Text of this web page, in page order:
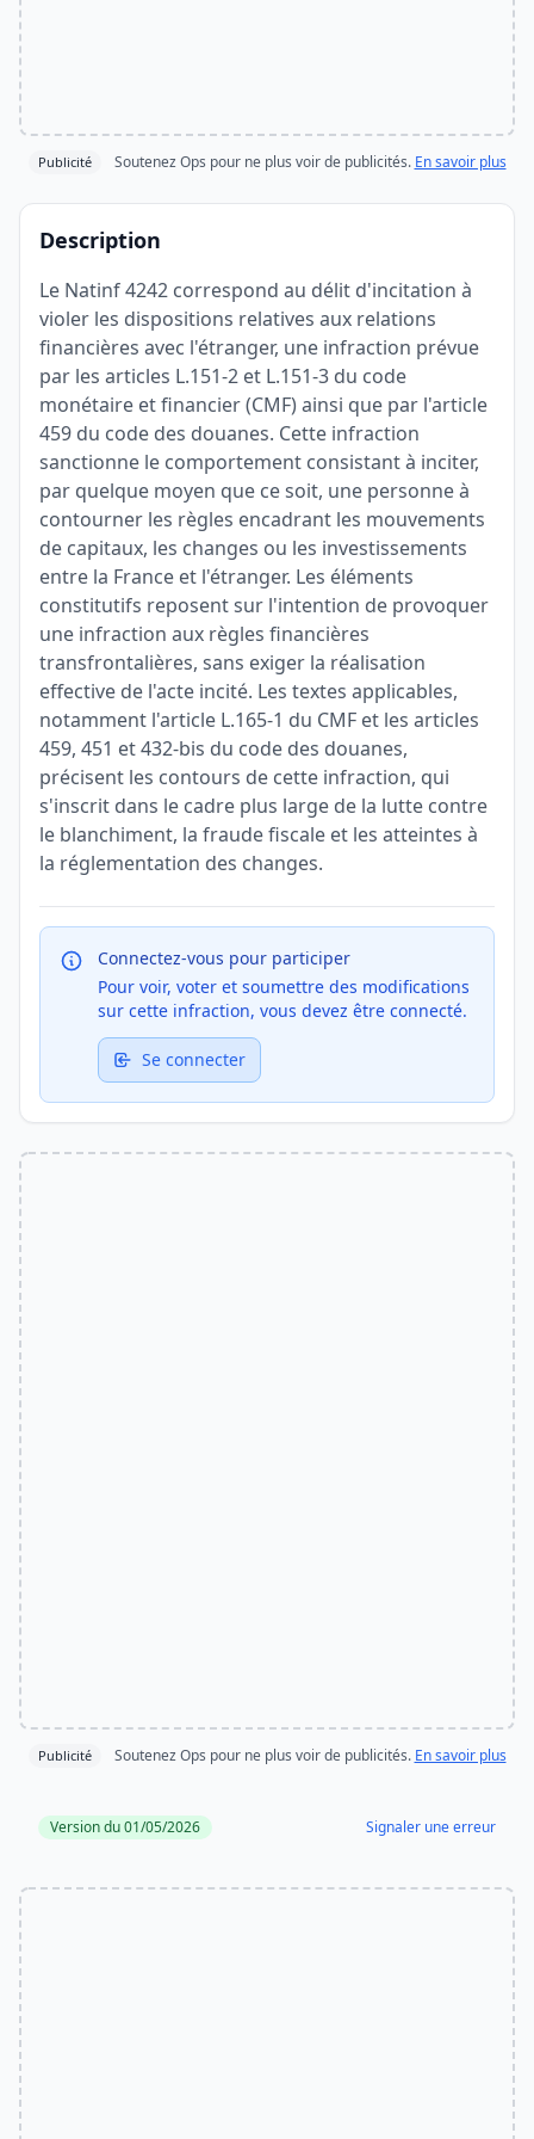
Publicité Soutenez Ops pour ne plus voir de publicités. En savoir plus
Description
Le Natinf 4242 correspond au délit d'incitation à
violer les dispositions relatives aux relations
financières avec l'étranger, une infraction prévue
par les articles L.151-2 et L.151-3 du code
monétaire et financier (CMF) ainsi que par l'article
459 du code des douanes. Cette infraction
sanctionne le comportement consistant à inciter,
par quelque moyen que ce soit, une personne à
contourner les règles encadrant les mouvements
de capitaux, les changes ou les investissements
entre la France et l'étranger. Les éléments
constitutifs reposent sur l'intention de provoquer
une infraction aux règles financières
transfrontalières, sans exiger la réalisation
effective de l'acte incité. Les textes applicables,
notamment l'article L.165-1 du CMF et les articles
459, 451 et 432-bis du code des douanes,
précisent les contours de cette infraction, qui
s'inscrit dans le cadre plus large de la lutte contre
le blanchiment, la fraude fiscale et les atteintes à
la réglementation des changes.
Connectez-vous pour participer
Pour voir, voter et soumettre des modifications
sur cette infraction, vous devez être connecté.
Se connecter
Publicité Soutenez Ops pour ne plus voir de publicités. En savoir plus
Version du 01/05/2026 Signaler une erreur